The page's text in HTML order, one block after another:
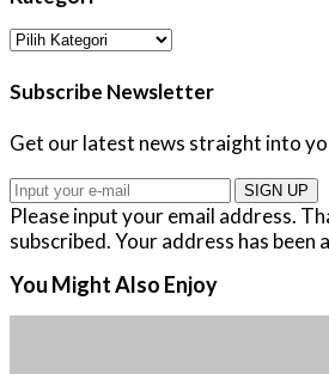
Kategori
Subscribe Newsletter
Get our latest news straight into
SIGN UP
Please input your email address.
subscribed.Your address has been
You Might Also Enjoy